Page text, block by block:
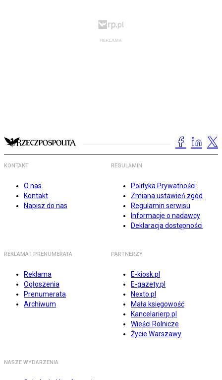
KONTAKT
O nas
Kontakt
Napisz do nas
REGULAMIN
Polityka Prywatności
Zmiana ustawień zgód
Regulamin serwisu
Informacje o nadawcy
Deklaracja dostępności
REKLAMA I PRENUMERATA
Reklama
Ogłoszenia
Prenumerata
Archiwum
PARTNERZY
E-kiosk.pl
E-gazety.pl
Nexto.pl
Mała księgowość
Kancelarierp.pl
Wieści Rolnicze
Życie Warszawy
NASZE WYDARZENIA